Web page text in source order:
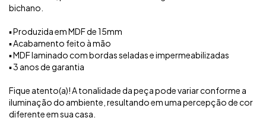
bichano.
▪️ Produzida em MDF de 15mm
▪️ Acabamento feito à mão
▪️ MDF laminado com bordas seladas e impermeabilizadas
▪️ 3 anos de garantia
Fique atento(a)! A tonalidade da peça pode variar conforme a
iluminação do ambiente, resultando em uma percepção de cor
diferente em sua casa.